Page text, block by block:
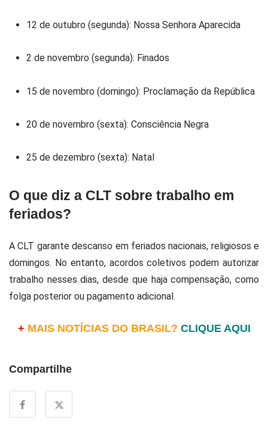
12 de outubro (segunda): Nossa Senhora Aparecida
2 de novembro (segunda): Finados
15 de novembro (domingo): Proclamação da República
20 de novembro (sexta): Consciência Negra
25 de dezembro (sexta): Natal
O que diz a CLT sobre trabalho em
feriados?
ACLT garante descanso em feriados nacionais, religiosos e
domingos. No entanto, acordos coletivos podem autorizar
trabalho nesses dias, desde que haja compensação, como
folga posterior ou pagamento adicional.
+ MAIS NOTÍCIAS DO BRASIL? CLIQUE AQUI
Compartilhe